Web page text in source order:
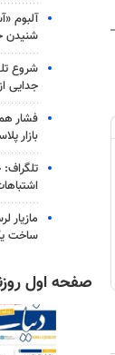
آلبوم
شنیدن
شروع
جدایی
فشار
بازار
مازیار
ساخت
صفحه اول